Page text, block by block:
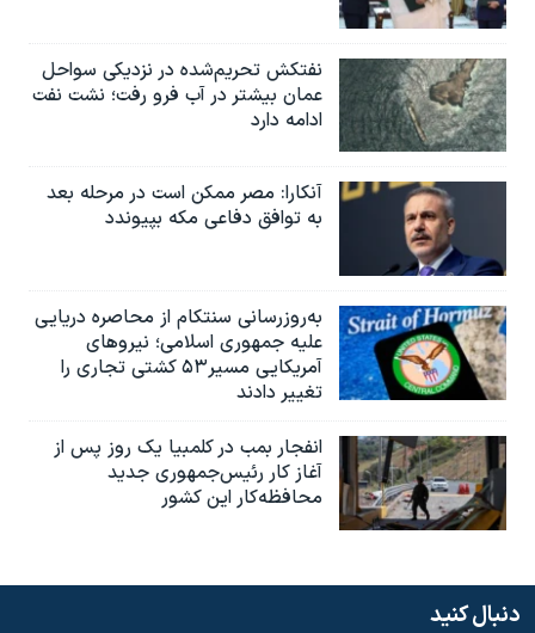
نفتکش تحریم‌شده در نزدیکی سواحل
عمان بیشتر در آب فرو رفت؛ نشت نفت
ادامه دارد
آنکارا: مصر ممکن است در مرحله بعد
به توافق دفاعی مکه بپیوندد
به‌روزرسانی سنتکام از محاصره دریایی
علیه جمهوری اسلامی؛ نیروهای
آمریکایی مسیر۵۳ کشتی تجاری را
تغییر دادند
انفجار بمب‌‌ در کلمبیا یک روز پس از
آغاز کار رئیس‌جمهوری جدید
محافظه‌کار این کشور
دنبال کنید